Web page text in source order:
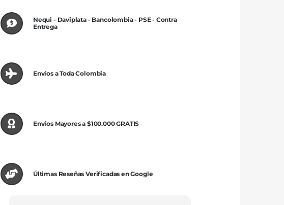
Nequi - Daviplata - Bancolombia - PSE - Contra
Entrega
Envíos a Toda Colombia
Envíos Mayores a $100.000 GRATIS
Últimas Reseñas Verificadas en Google